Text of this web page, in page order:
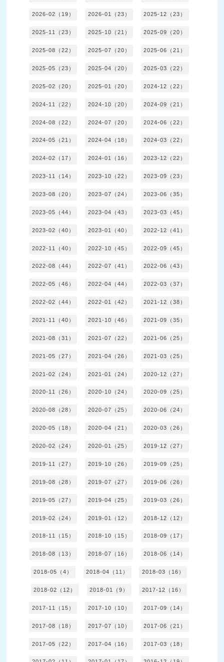
2026-02（19） 2026-01（23） 2025-12（23）
2025-11（23） 2025-10（21） 2025-09（20）
2025-08（22） 2025-07（20） 2025-06（21）
2025-05（23） 2025-04（20） 2025-03（22）
2025-02（20） 2025-01（20） 2024-12（22）
2024-11（22） 2024-10（20） 2024-09（21）
2024-08（22） 2024-07（20） 2024-06（22）
2024-05（21） 2024-04（18） 2024-03（22）
2024-02（17） 2024-01（16） 2023-12（22）
2023-11（14） 2023-10（22） 2023-09（23）
2023-08（20） 2023-07（24） 2023-06（35）
2023-05（44） 2023-04（43） 2023-03（45）
2023-02（40） 2023-01（40） 2022-12（41）
2022-11（40） 2022-10（45） 2022-09（45）
2022-08（44） 2022-07（41） 2022-06（43）
2022-05（46） 2022-04（44） 2022-03（37）
2022-02（44） 2022-01（42） 2021-12（38）
2021-11（40） 2021-10（46） 2021-09（35）
2021-08（31） 2021-07（22） 2021-06（25）
2021-05（27） 2021-04（26） 2021-03（25）
2021-02（24） 2021-01（24） 2020-12（27）
2020-11（26） 2020-10（24） 2020-09（25）
2020-08（28） 2020-07（25） 2020-06（24）
2020-05（18） 2020-04（21） 2020-03（26）
2020-02（24） 2020-01（25） 2019-12（27）
2019-11（27） 2019-10（26） 2019-09（25）
2019-08（28） 2019-07（27） 2019-06（26）
2019-05（27） 2019-04（25） 2019-03（26）
2019-02（24） 2019-01（12） 2018-12（12）
2018-11（15） 2018-10（15） 2018-09（17）
2018-08（13） 2018-07（16） 2018-06（14）
2018-05（4） 2018-04（11） 2018-03（16）
2018-02（12） 2018-01（9） 2017-12（16）
2017-11（15） 2017-10（10） 2017-09（14）
2017-08（18） 2017-07（10） 2017-06（21）
2017-05（22） 2017-04（16） 2017-03（18）